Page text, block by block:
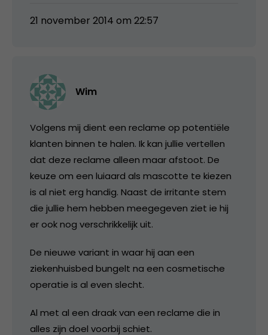
21 november 2014 om 22:57
Wim
Volgens mij dient een reclame op potentiële
klanten binnen te halen. Ik kan jullie vertellen
dat deze reclame alleen maar afstoot. De
keuze om een luiaard als mascotte te kiezen
is al niet erg handig. Naast de irritante stem
die jullie hem hebben meegegeven ziet ie hij
er ook nog verschrikkelijk uit.
De nieuwe variant in waar hij aan een
ziekenhuisbed bungelt na een cosmetische
operatie is al even slecht.
Al met al een draak van een reclame die in
alles zijn doel voorbij schiet.